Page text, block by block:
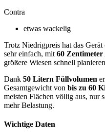
Contra
etwas wackelig
Trotz Niedrigpreis hat das
sehr einfach, mit 60
größere Wiesen schnell
Dank 50 Litern Füllvolumen
Gesamtgewicht von bis zu 60
meisten Flächen völlig aus, nur
mehr Belastung.
Wichtige Daten